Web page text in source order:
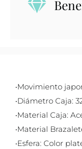
•Movimiento
•Diámetro Caja:
•Material Caja:
•Material
•Esfera: Color